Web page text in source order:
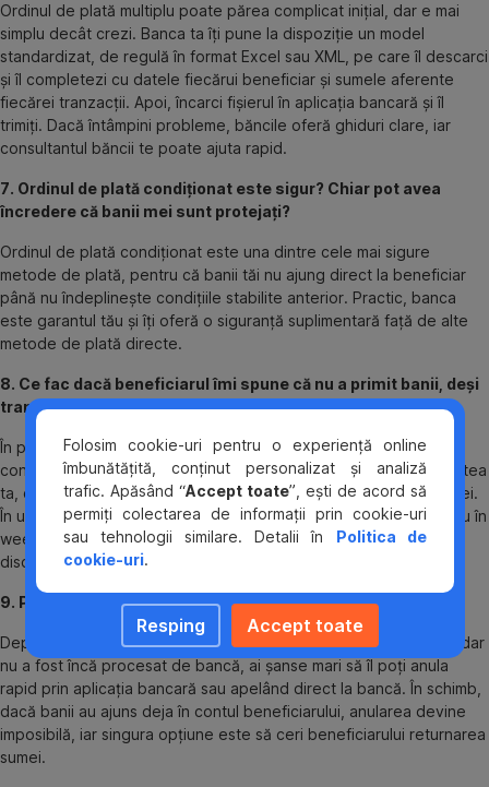
Ordinul de plată multiplu poate părea complicat inițial, dar e mai
simplu decât crezi. Banca ta îți pune la dispoziție un model
standardizat, de regulă în format Excel sau XML, pe care îl descarci
și îl completezi cu datele fiecărui beneficiar și sumele aferente
fiecărei tranzacții. Apoi, încarci fișierul în aplicația bancară și îl
trimiți. Dacă întâmpini probleme, băncile oferă ghiduri clare, iar
consultantul băncii te poate ajuta rapid.
7. Ordinul de plată condiționat este sigur? Chiar pot avea
încredere că banii mei sunt protejați?
Ordinul de plată condiționat este una dintre cele mai sigure
metode de plată, pentru că banii tăi nu ajung direct la beneficiar
până nu îndeplinește condițiile stabilite anterior. Practic, banca
este garantul tău și îți oferă o siguranță suplimentară față de alte
metode de plată directe.
8. Ce fac dacă beneficiarul îmi spune că nu a primit banii, deși
tranzacția a fost realizată?
În primul rând, verifică în aplicația bancară statusul tranzacției și
confirmă IBAN-ul beneficiarului. Dacă totul pare în regulă din partea
ta, contactează banca ta pentru confirmarea exactă a tranzacției.
În unele cazuri, întârzierile pot apărea la banca beneficiarului sau în
weekenduri. De obicei, situația se rezolvă rapid printr-o simplă
discuție cu banca.
9. Pot anula un ordin de plată după ce l-am confirmat?
Depinde cât de repede acționezi. Dacă ordinul a fost transmis, dar
nu a fost încă procesat de bancă, ai șanse mari să îl poți anula
rapid prin aplicația bancară sau apelând direct la bancă. În schimb,
dacă banii au ajuns deja în contul beneficiarului, anularea devine
imposibilă, iar singura opțiune este să ceri beneficiarului returnarea
sumei.
Folosim cookie-uri pentru o experiență online
îmbunătățită, conținut personalizat și analiză
trafic. Apăsând “Accept toate”, ești de acord să
permiți colectarea de informații prin cookie-uri
sau tehnologii similare. Detalii în Politica de
cookie-uri.
Resping Accept toate